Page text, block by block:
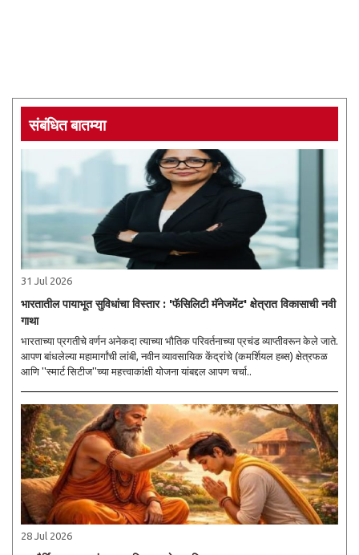
संबंधित बातम्या
31 Jul 2026
भारतातील पायाभूत सुविधांचा विस्तार : 'फॅसिलिटी मॅनेजमेंट' क्षेत्रात विकासाची नवी
गाथा
भारताच्या प्रगतीचे वर्णन अनेकदा त्याच्या भौतिक परिवर्तनाच्या प्रचंड व्याप्तीवरून केले जाते.
आपण बांधलेल्या महामार्गांची लांबी, नवीन व्यावसायिक केंद्रांचे (कमर्शियल हब्स) क्षेत्रफळ
आणि ''स्मार्ट सिटीज''च्या महत्त्वाकांक्षी योजना यांबद्दल आपण चर्चा..
28 Jul 2026